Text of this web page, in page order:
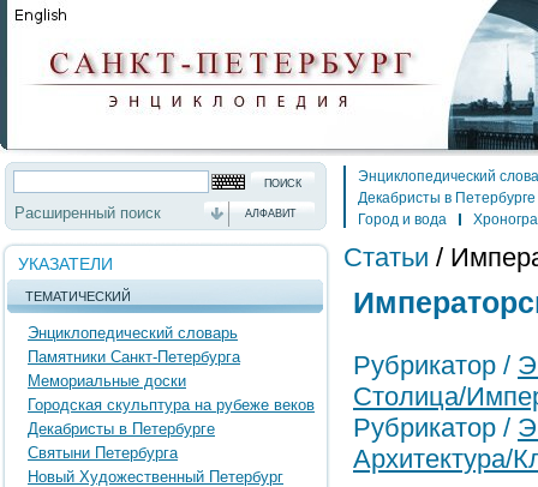
Расширенный поиск АЛФАВИТ
УКАЗАТЕЛИ
ТЕМАТИЧЕСКИЙ
Энциклопедический словарь
Памятники Санкт-Петербурга
Мемориальные доски
Городская скульптура на рубеже веков
Декабристы в Петербурге
Святыни Петербурга
Новый Художественный Петербург
Энциклопедический
Декабристы в Петербурге
Город и вода
Статьи /
Рубрикатор /
Столица/
Рубрикатор /
Архитектура/